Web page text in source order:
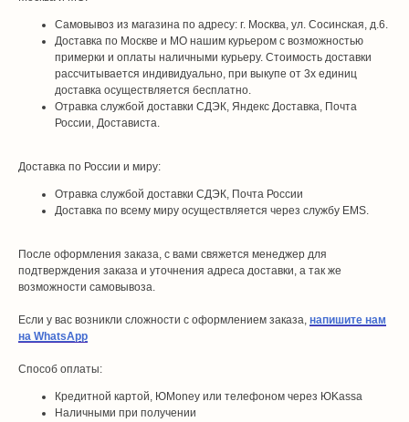
Самовывоз из магазина по адресу: г. Москва, ул. Сосинская, д.6.
Доставка по Москве и МО нашим курьером с возможностью
примерки и оплаты наличными курьеру. Стоимость доставки
рассчитывается индивидуально, при выкупе от 3х единиц
доставка осуществляется бесплатно.
Отравка службой доставки СДЭК, Яндекс Доставка, Почта
России, Достависта.
Доставка по России и миру:
Отравка службой доставки СДЭК, Почта России
Доставка по всему миру осуществляется через службу EMS.
После оформления заказа, с вами свяжется менеджер для
подтверждения заказа и уточнения адреса доставки, а так же
возможности самовывоза.
Если у вас возникли сложности с оформлением заказа, напишите нам
на WhatsApp
Способ оплаты:
Кредитной картой, ЮMoney или телефоном через ЮKassa
Наличными при получении